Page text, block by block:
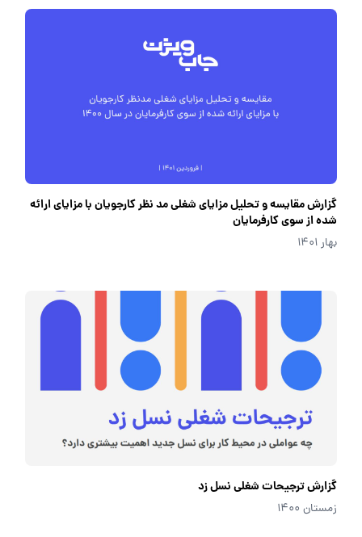
گزارش مقایسه و تحلیل مزایای شغلی مد نظر کارجویان با مزایای ارائه
شده از سوی کارفرمایان
بهار 1401
گزارش ترجیحات شغلی نسل زد
زمستان 1400